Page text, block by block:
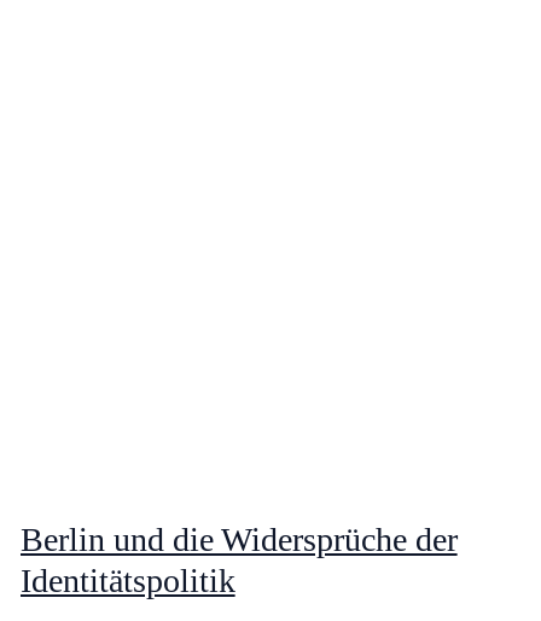
Berlin und die Widersprüche der
Identitätspolitik